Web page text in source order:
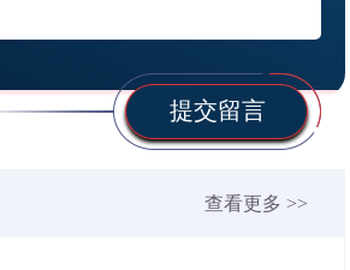
提交留言
查看更多 >>